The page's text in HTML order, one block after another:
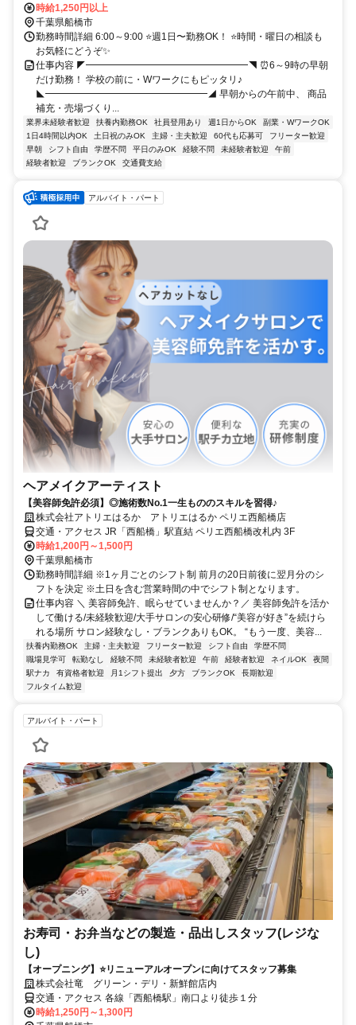
時給1,250円以上
千葉県船橋市
勤務時間詳細 6:00～9:00 ⭐週1日〜勤務OK！ ⭐時間・曜日の相談も
お気軽にどうぞ✨
仕事内容 ◤━━━━━━━━━━━━━━━━━◥ ⏰6～9時の早朝
だけ勤務！ 学校の前に・Wワークにもピッタリ♪
◣━━━━━━━━━━━━━━━━━◢ 早朝からの午前中、 商品
補充・売場づくり...
業界未経験者歓迎 扶養内勤務OK 社員登用あり 週1日からOK
副業・WワークOK
1日4時間以内OK
土日祝のみOK 主婦・主夫歓迎 60代も応募可
フリーター歓迎
早朝
シフト自由 学歴不問 平日のみOK 経験不問 未経験者歓迎
午前
経験者歓迎
ブランクOK 交通費支給
アルバイト・パート
ヘアメイクアーティスト
【美容師免許必須】◎施術数No.1一生もののスキルを習得♪
株式会社アトリエはるか アトリエはるか ペリエ西船橋店
交通・アクセス JR「西船橋」駅直結 ペリエ西船橋改札内 3F
時給1,200円～1,500円
千葉県船橋市
勤務時間詳細 ※1ヶ月ごとのシフト制 前月の20日前後に翌月分のシ
フトを決定 ※土日を含む営業時間の中でシフト制となります。
仕事内容 ＼ 美容師免許、眠らせていませんか？／ 美容師免許を活か
して働ける/未経験歓迎/大手サロンの安心研修/“美容が好き”を続けら
れる場所 サロン経験なし・ブランクありもOK。 “もう一度、美容...
扶養内勤務OK 主婦・主夫歓迎 フリーター歓迎 シフト自由
学歴不問
職場見学可
転勤なし 経験不問 未経験者歓迎 午前 経験者歓迎 ネイルOK
夜間
駅ナカ
有資格者歓迎 月1シフト提出 夕方 ブランクOK
長期歓迎
フルタイム歓迎
アルバイト・パート
お寿司・お弁当などの製造・品出しスタッフ(レジな
し)
【オープニング】⭐リニューアルオープンに向けてスタッフ募集
株式会社竜 グリーン・デリ・新鮮館店内
交通・アクセス 各線「西船橋駅」南口より徒歩１分
時給1,250円～1,300円